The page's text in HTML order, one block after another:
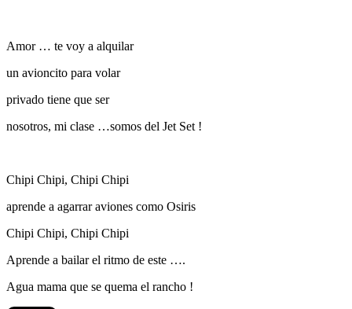
Amor … te voy a alquilar
un avioncito para volar
privado tiene que ser
nosotros, mi clase …somos del Jet Set !
Chipi Chipi, Chipi Chipi
aprende a agarrar aviones como Osiris
Chipi Chipi, Chipi Chipi
Aprende a bailar el ritmo de este ….
Agua mama que se quema el rancho !